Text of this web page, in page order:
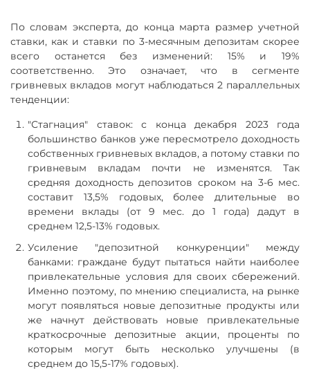
По словам эксперта, до конца марта размер учетной
ставки, как и ставки по 3-месячным депозитам скорее
всего останется без изменений: 15% и 19%
соответственно. Это означает, что в сегменте
гривневых вкладов могут наблюдаться 2 параллельных
тенденции:
"Стагнация" ставок: с конца декабря 2023 года
большинство банков уже пересмотрело доходность
собственных гривневых вкладов, а потому ставки по
гривневым вкладам почти не изменятся. Так
средняя доходность депозитов сроком на 3-6 мес.
составит 13,5% годовых, более длительные во
времени вклады (от 9 мес. до 1 года) дадут в
среднем 12,5-13% годовых.
Усиление "депозитной конкуренции" между
банками: граждане будут пытаться найти наиболее
привлекательные условия для своих сбережений.
Именно поэтому, по мнению специалиста, на рынке
могут появляться новые депозитные продукты или
же начнут действовать новые привлекательные
краткосрочные депозитные акции, проценты по
которым могут быть несколько улучшены (в
среднем до 15,5-17% годовых).